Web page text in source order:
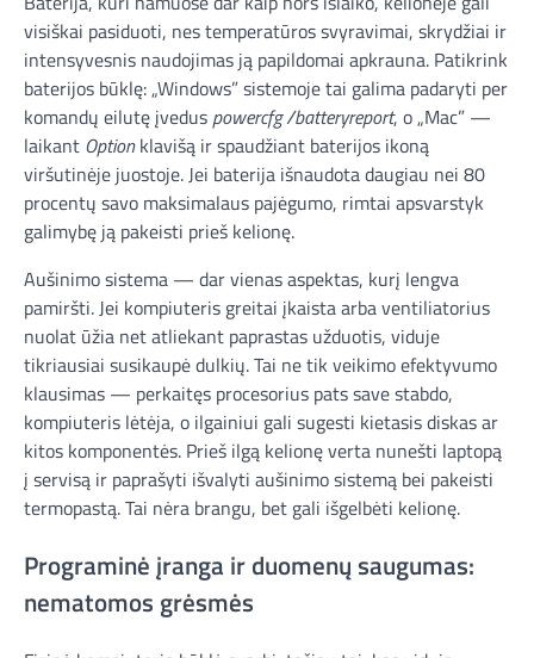
visiškai pasiduoti, nes temperatūros svyravimai, skrydžiai ir
intensyvesnis naudojimas ją papildomai apkrauna. Patikrink
baterijos būklę: „Windows” sistemoje tai galima padaryti per
komandų eilutę įvedus powercfg /batteryreport, o „Mac” —
laikant Optionklavišą ir spaudžiant baterijos ikoną
viršutinėje juostoje. Jei baterija išnaudota daugiau nei 80
procentų savo maksimalaus pajėgumo, rimtai apsvarstyk
galimybę ją pakeisti prieš kelionę.
Aušinimo sistema — dar vienas aspektas, kurį lengva
pamiršti. Jei kompiuteris greitai įkaista arba ventiliatorius
nuolat ūžia net atliekant paprastas užduotis, viduje
tikriausiai susikaupė dulkių. Tai ne tik veikimo efektyvumo
klausimas — perkaitęs procesorius pats save stabdo,
kompiuteris lėtėja, o ilgainiui gali sugesti kietasis diskas ar
kitos komponentės. Prieš ilgą kelionę verta nunešti laptopą
į servisą ir paprašyti išvalyti aušinimo sistemą bei pakeisti
termopastą. Tai nėra brangu, bet gali išgelbėti kelionę.
Programinė įranga ir duomenų saugumas:
nematomos grėsmės